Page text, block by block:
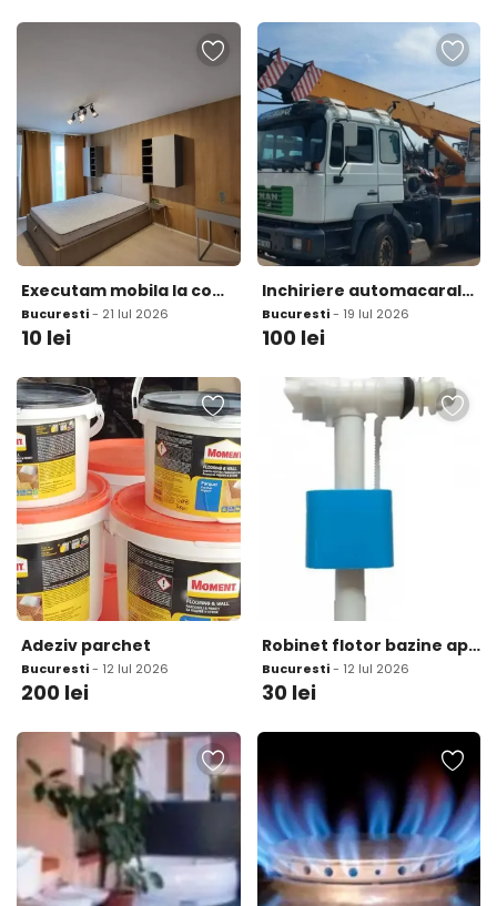
Executam mobila la comanda
Bucuresti- 21 Iul 2026
10 lei
Inchiriere automacarale de 10 si 18 tone
Bucuresti- 19 Iul 2026
100 lei
Adeziv parchet
Bucuresti- 12 Iul 2026
200 lei
Robinet flotor bazine apa WC alimentare laterala
Bucuresti- 12 Iul 2026
30 lei